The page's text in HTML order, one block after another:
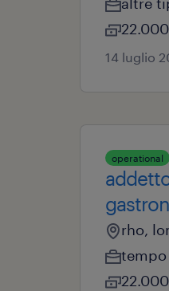
14 luglio
operational
rho,